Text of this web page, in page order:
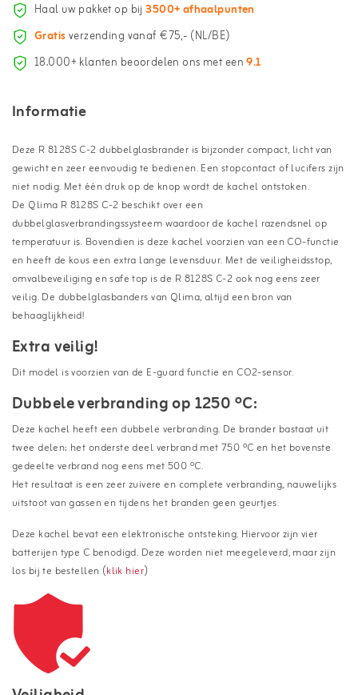
Haal uw pakket op bij3500+ afhaalpunten
Gratisverzending vanaf €75,- (NL/BE)
18.000+ klanten beoordelen ons met een9.1
Informatie
Deze R 8128S C-2 dubbelglasbrander is bijzonder compact, licht van
gewicht en zeer eenvoudig te bedienen. Een stopcontact of lucifers zijn
niet nodig. Met één druk op de knop wordt de kachel ontstoken.
De Qlima R 8128S C-2 beschikt over een
dubbelglasverbrandingssysteem waardoor de kachel razendsnel op
temperatuur is. Bovendien is deze kachel voorzien van een CO-functie
en heeft de kous een extra lange levensduur. Met de veiligheidsstop,
omvalbeveiliging en safe top is de R 8128S C-2 ook nog eens zeer
veilig. De dubbelglasbanders van Qlima, altijd een bron van
behaaglijkheid!
Extra veilig!
Dit model is voorzien van de E-guard functie en CO2-sensor.
Dubbele verbranding op 1250 ºC:
Deze kachel heeft een dubbele verbranding. De brander bastaat uit
twee delen; het onderste deel verbrand met 750 ºC en het bovenste
gedeelte verbrand nog eens met 500 ºC.
Het resultaat is een zeer zuivere en complete verbranding, nauwelijks
uitstoot van gassen en tijdens het branden geen geurtjes.
Deze kachel bevat een elektronische ontsteking. Hiervoor zijn vier
batterijen type C benodigd. Deze worden niet meegeleverd, maar zijn
los bij te bestellen (klik hier)